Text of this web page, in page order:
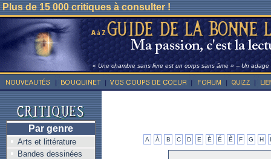
Plus de 15 000 critiques à consulter !
« Une chambre sans livre est un corps sans âme » -- Un adage
Par genre
Arts et littérature
Bandes dessinées
A À B C D E È É Ê F G H